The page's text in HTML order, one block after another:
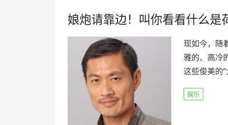
娘炮请靠边！叫你看看什么是
现如今，随
雅的、高冷
这些俊美的
娱乐